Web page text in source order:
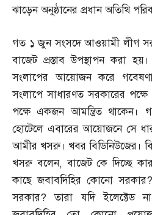
ঝাড়েন অনুষ্ঠানের প্রধান অতিথি
গত ১ জুন সংসদে আওয়ামী লীগ
বাজেট প্রস্তাব উপস্থাপন করা
সংলাপের আয়োজন করে গবেষণা
সংলাপে সাধারণত সরকারের
পক্ষে একজন আমন্ত্রিত
হোটেলে এবারের আয়োজনে সে
আমীর খসরু। খবর বিডিনিউজের।
খসরু বলেন,বাজেট কে দিচ্ছে
কাছে জবাবদিহির কোনো সরকার
সরকার?তারা যদি ইলেক্টেড